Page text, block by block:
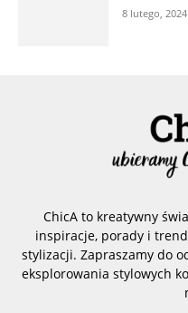
8 lutego, 2024
ChicA to kreatywny
inspiracje, porady i
stylizacji. Zapraszamy do
eksplorowania stylowych